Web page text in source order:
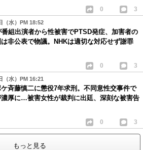
0 3
（水）PM 18:52
番組出演者から性被害でPTSD発症、加害者の
非公表で物議。NHKは適切な対応せず謝罪
0 3
（水）PM 16:21
斉藤慎二に懲役7年求刑。不同意性交事件で
厚に…被害女性が裁判に出廷、深刻な被害告
0 3
もっと見る